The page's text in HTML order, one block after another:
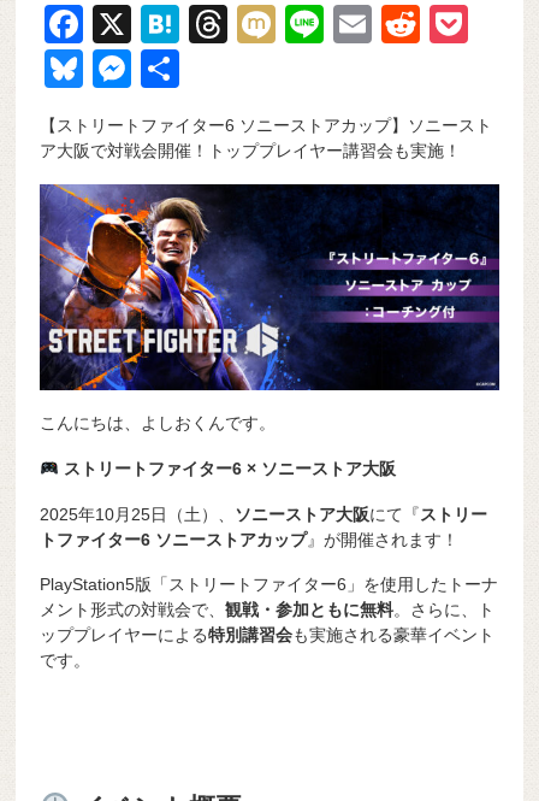
F
a
c
e
b
o
o
k
X
H
n
a
T
a
d
s
M
Li
E
R
di
t
et
Bl
e
sk
y
M
ss
e
n
g
er
有
【ストリートファイター6 ソニーストアカップ】ソニースト
ア大阪で対戦会開催！トッププレイヤー講習会も実施！
こんにちは、よしおくんです。
ストリートファイター6 × ソニーストア大阪
2025年10月25日（土）、 ソニーストア大阪にて『ストリー
トファイター6 ソニーストアカップ』が開催されます！
PlayStation5版「ストリートファイター6」を使用したトーナ
メント形式の対戦会で、観戦・参加ともに無料。さらに、ト
ッププレイヤーによる特別講習会も実施される豪華イベント
です。